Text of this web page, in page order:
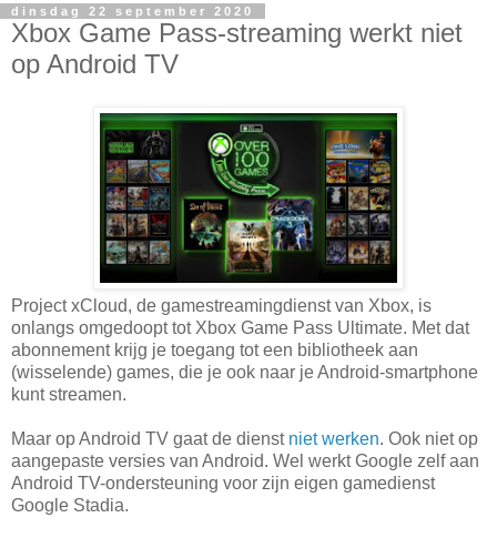
dinsdag 22 september 2020
Xbox Game Pass-streaming werkt niet
op Android TV
Project xCloud, de gamestreamingdienst van Xbox, is
onlangs omgedoopt tot Xbox Game Pass Ultimate. Met dat
abonnement krijg je toegang tot een bibliotheek aan
(wisselende) games, die je ook naar je Android-smartphone
kunt streamen.
Maar op Android TV gaat de dienst niet werken. Ook niet op
aangepaste versies van Android. Wel werkt Google zelf aan
Android TV-ondersteuning voor zijn eigen gamedienst
Google Stadia.